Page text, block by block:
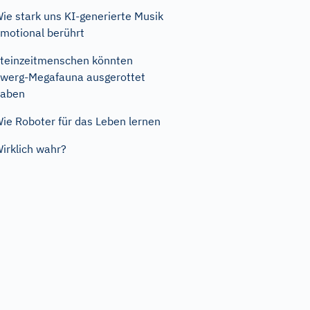
stark uns KI-generierte Musik
berührt
könnten
Megafauna ausgerottet
Roboter für das Leben lernen
wahr?